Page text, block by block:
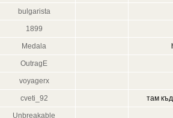
bulgarista
1899
Medala
OutragE
voyagerx
cveti_92 там
Unbreakable